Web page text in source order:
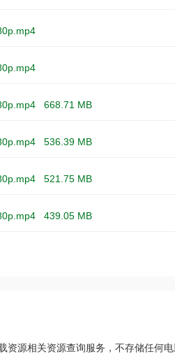
668.71 MB
536.39 MB
521.75 MB
439.05 MB
资源相关资源查询服务，不存储任何